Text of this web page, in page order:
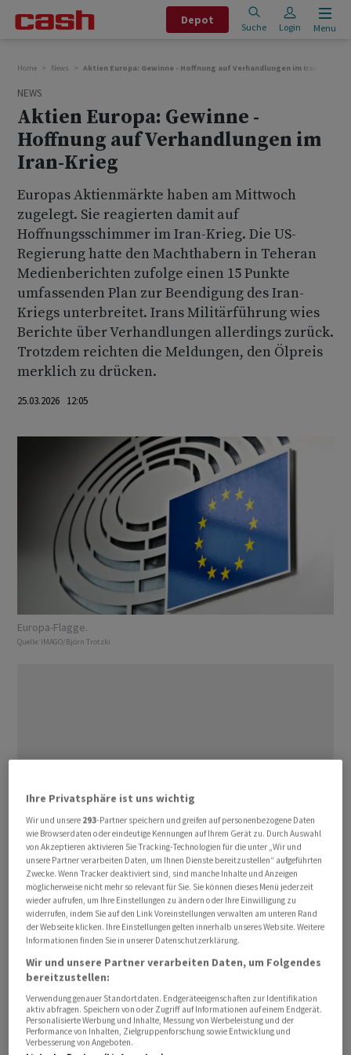
Depot
Suche Login Menu
Home News Aktien Europa: Gewinne - Hoffnung auf Verhandlungen im Iran-Krieg
NEWS
Aktien Europa: Gewinne -
Hoffnung auf Verhandlungen im
Iran-Krieg
Europas Aktienmärkte haben am Mittwoch
zugelegt. Sie reagierten damit auf
Hoffnungsschimmer im Iran-Krieg. Die US-
Regierung hatte den Machthabern in Teheran
Medienberichten zufolge einen 15 Punkte
umfassenden Plan zur Beendigung des Iran-
Kriegs unterbreitet. Irans Militärführung wies
Berichte über Verhandlungen allerdings zurück.
Trotzdem reichten die Meldungen, den Ölpreis
merklich zu drücken.
25.03.2026 12:05
Europa-Flagge.
Quelle: IMAGO/Björn Trotzki
Der EuroStoxx 50 kletterte am Mittag um 1,52 Prozent
auf 5665,93 Punkte. Der Schweizer SMI zog ähnlich stark
um 1,58 Prozent auf 12.713,45 Zähler an, während der
stieg.
Marktteilnehmer äusserten sich unterdessen
Ihre Privatsphäre ist uns wichtig
Wir und unsere 293-Partner speichern und greifen auf personenbezogene Daten
wie Browserdaten oder eindeutige Kennungen auf Ihrem Gerät zu. Durch Auswahl
von Akzeptieren aktivieren Sie Tracking-Technologien für die unter „Wir und
unsere Partner verarbeiten Daten, um Ihnen Dienste bereitzustellen“ aufgeführten
Zwecke. Wenn Tracker deaktiviert sind, sind manche Inhalte und Anzeigen
möglicherweise nicht mehr so relevant für Sie. Sie können dieses Menü jederzeit
wieder aufrufen, um Ihre Einstellungen zu ändern oder Ihre Einwilligung zu
widerrufen, indem Sie auf den Link Voreinstellungen verwalten am unteren Rand
der Webseite klicken. Ihre Einstellungen gelten innerhalb unseres Website. Weitere
Informationen finden Sie in unserer Datenschutzerklärung.
Wir und unsere Partner verarbeiten Daten, um Folgendes
bereitzustellen:
Verwendung genauer Standortdaten. Endgeräteeigenschaften zur Identifikation
aktiv abfragen. Speichern von oder Zugriff auf Informationen auf einem Endgerät.
Personalisierte Werbung und Inhalte, Messung von Werbeleistung und der
Performance von Inhalten, Zielgruppenforschung sowie Entwicklung und
Verbesserung von Angeboten.